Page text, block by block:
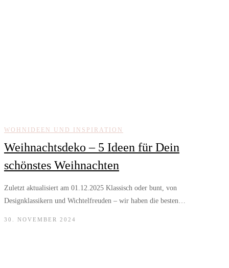
WOHNIDEEN UND INSPIRATION
Weihnachtsdeko – 5 Ideen für Dein
schönstes Weihnachten
Zuletzt aktualisiert am 01.12.2025 Klassisch oder bunt, von
Designklassikern und Wichtelfreuden – wir haben die besten…
30. NOVEMBER 2024